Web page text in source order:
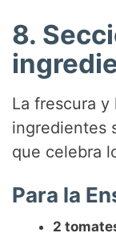
8.
La frescura
ingredientes
que celebra
Para la
2